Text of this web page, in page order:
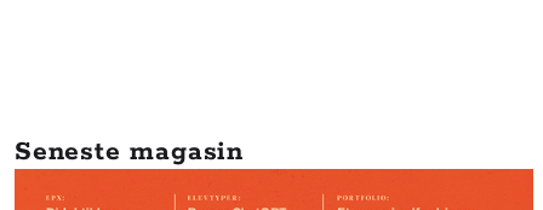
Seneste magasin